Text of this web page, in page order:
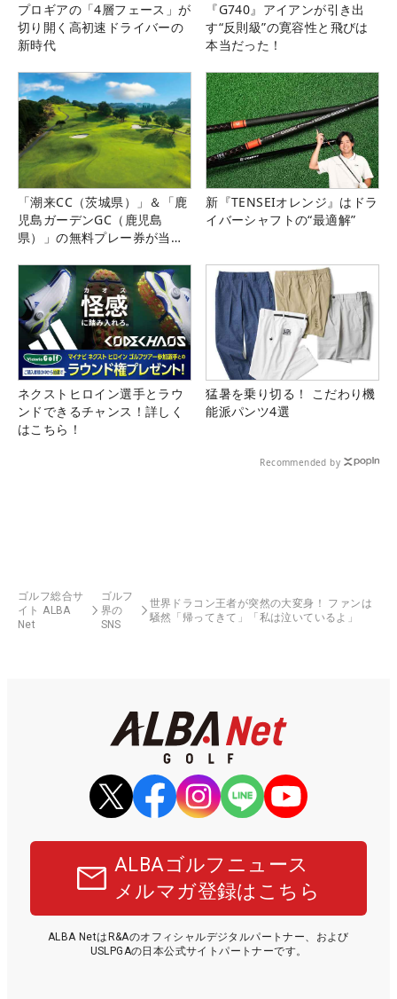
プロギアの「4層フェース」が
切り開く高初速ドライバーの
新時代
『G740』アイアンが引き出
す“反則級”の寛容性と飛びは
本当だった！
「潮来CC（茨城県）」＆「鹿
児島ガーデンGC（鹿児島
県）」の無料プレー券が当た
新『TENSEIオレンジ』はドラ
イバーシャフトの“最適解”
ネクストヒロイン選手とラウ
ンドできるチャンス！詳しく
はこちら！
猛暑を乗り切る！ こだわり機
能派パンツ4選
Recommended by
ゴルフ総合サ
イト ALBA
Net
ゴルフ
界の
SNS
世界ドラコン王者が突然の大変身！ ファンは
騒然「帰ってきて」「私は泣いているよ」
ALBAゴルフニュース
メルマガ登録はこちら
ALBA NetはR&Aのオフィシャルデジタルパートナー、および
USLPGAの日本公式サイトパートナーです。